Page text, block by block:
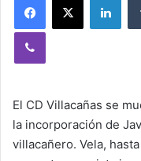
El CD Villacañas se
la incorporación de
villacañero. Vela,